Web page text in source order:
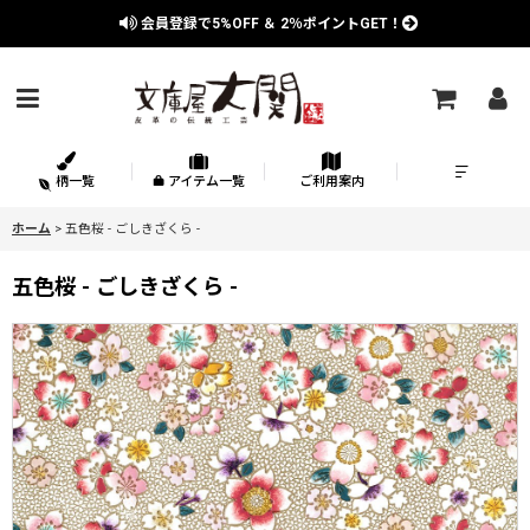
会員登録で5%OFF ＆ 2％ポイントGET！
柄一覧 アイテム一覧 ご利用案内
ホーム > 五色桜 - ごしきざくら -
五色桜 - ごしきざくら -